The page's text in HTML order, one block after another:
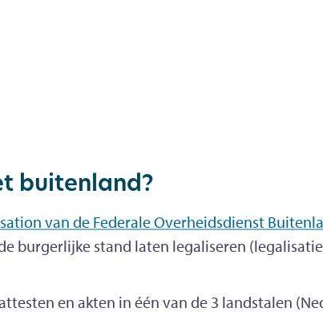
buitenland?
van de Federale Overheidsdienst
burgerlijke stand laten legaliseren
en akten in één van de 3 landstalen